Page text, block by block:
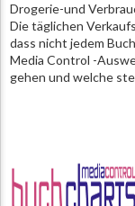
Drogerie-und
Die täglichen
dass nicht jedem
Media Control -
gehen und welche